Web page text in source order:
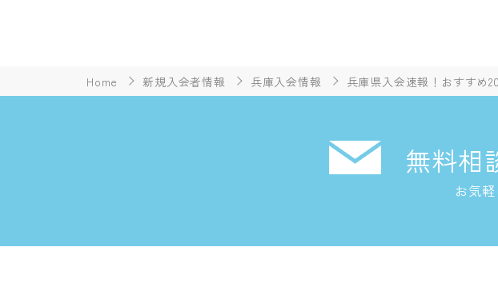
Home 新規入会者情報 兵庫入会情報 兵庫県入会速報！おすすめ
無料相
お気